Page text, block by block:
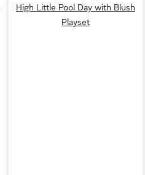
High Little Pool Day with Blush
Playset